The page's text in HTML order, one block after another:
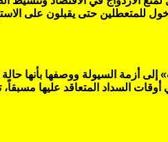
للمتعطلين حتى يقبلون على
أزمة السيولة ووصفها بأنها حالة
السداد المتعاقد عليها